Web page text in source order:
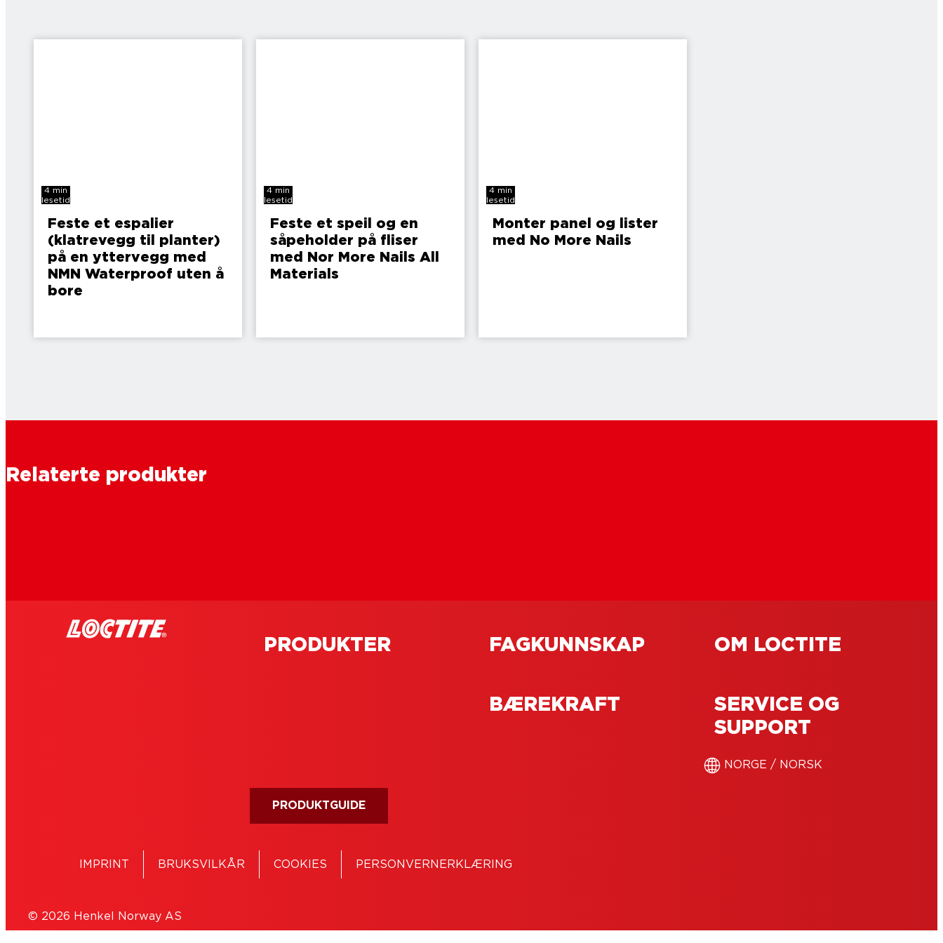
4 min
lesetid
Feste et espalier
(klatrevegg til planter)
på en yttervegg med
NMN Waterproof uten å
bore
4 min
lesetid
Feste et speil og en
såpeholder på fliser
med Nor More Nails All
Materials
4 min
lesetid
Monter panel og lister
med No More Nails
Relaterte produkter
PRODUKTER FAGKUNNSKAP
BÆREKRAFT
OM LOCTITE
SERVICE OG
SUPPORT
NORGE / NORSK
PRODUKTGUIDE
IMPRINT BRUKSVILKÅR COOKIES PERSONVERNERKLÆRING
© 2026 Henkel Norway AS